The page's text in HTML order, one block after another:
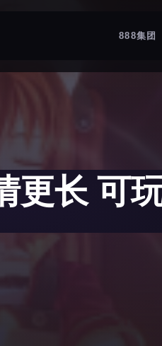
888集团
更长 可